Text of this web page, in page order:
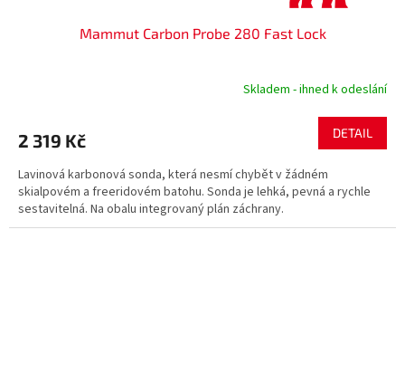
Mammut Carbon Probe 280 Fast Lock
Skladem - ihned k odeslání
2 319 Kč DETAIL
Lavinová karbonová sonda, která nesmí chybět v žádném
skialpovém a freeridovém batohu. Sonda je lehká, pevná a rychle
sestavitelná. Na obalu integrovaný plán záchrany.